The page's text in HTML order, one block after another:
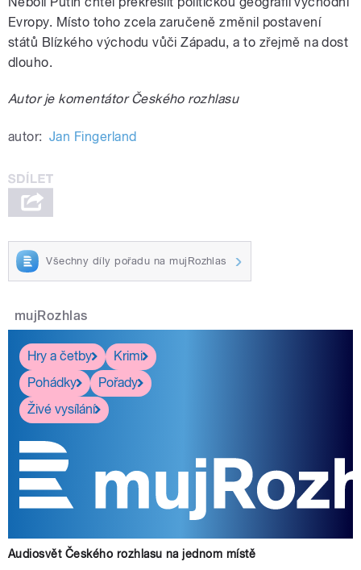
Evropy. Místo toho zcela zaručeně změnil postavení
států Blízkého východu vůči Západu, a to zřejmě na dost
dlouho.
Autor je komentátor Českého rozhlasu
autor: Jan Fingerland
Všechny díly pořadu na mujRozhlas
mujRozhlas
Hry a četby
Krimi
Pohádky
Pořady
Živé vysílání
Audiosvět Českého rozhlasu na jednom místě